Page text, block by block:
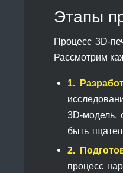
Этапы
Процесс 3D-
Рассмотрим
1.
3D-модель,
быть
2.
процесс